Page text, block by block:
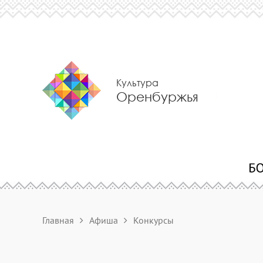
Культура
Оренбуржья
Главная Афиша Конкурсы